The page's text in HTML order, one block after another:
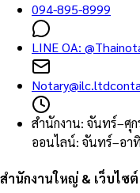
094-895-8999
LINE OA:
Notary@ilc.ltd
สำนักงาน: จันทร์–ศุก
ออนไลน์: จันทร์–อา
สำนักงานใหญ่ & เว็บไซต์